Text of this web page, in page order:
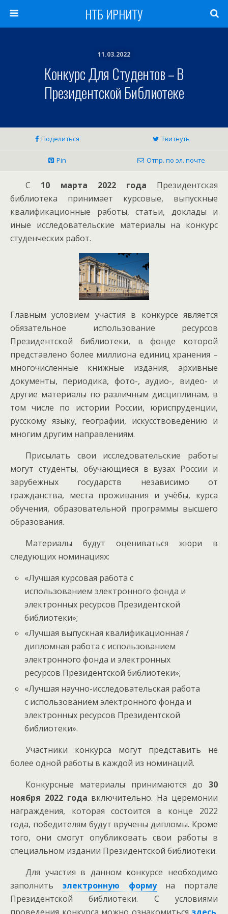
НТБ ИРНИТУ
11.03.2022
Конкурс Для Студентов – В
Президентской Библиотеке
Поделиться Твитнуть
Pin Отпр. по эл. почте
С 10 марта 2022 года Президентская
библиотека принимает курсовые, выпускные
квалификационные работы, статьи, доклады и
иные исследовательские материалы на конкурс
студенческих работ.
Главным условием участия в конкурсе является
обязательное использование ресурсов
Президентской библиотеки, в фонде которой
представлено более миллиона единиц хранения –
многочисленные книжные издания, архивные
документы, периодика, фото-, аудио-, видео- и
другие материалы по различным дисциплинам, в
том числе по истории России, юриспруденции,
русскому языку, географии, искусствоведению и
многим другим направлениям.
Присылать свои исследовательские работы
могут студенты, обучающиеся в вузах России и
зарубежных государств независимо от
гражданства, места проживания и учёбы, курса
обучения, образовательной программы высшего
образования.
Материалы будут оцениваться жюри в
следующих номинациях:
«Лучшая курсовая работа с
использованием электронного фонда и
электронных ресурсов Президентской
библиотеки»;
«Лучшая выпускная квалификационная /
дипломная работа с использованием
электронного фонда и электронных
ресурсов Президентской библиотеки»;
«Лучшая научно-исследовательская работа
с использованием электронного фонда и
электронных ресурсов Президентской
библиотеки».
Участники конкурса могут представить не
более одной работы в каждой из номинаций.
Конкурсные материалы принимаются до 30
ноября 2022 года включительно. На церемонии
награждения, которая состоится в конце 2022
года, победителям будут вручены дипломы. Кроме
того, они смогут опубликовать свои работы в
специальном издании Президентской библиотеки.
Для участия в данном конкурсе необходимо
заполнить электронную формуна портале
Президентской библиотеки. С условиями
проведения конкурса можно ознакомиться здесь